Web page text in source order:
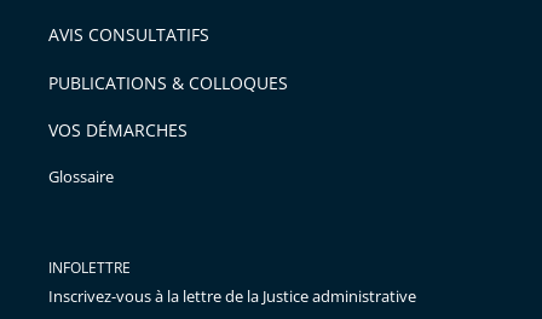
avant
AVIS CONSULTATIFS
PUBLICATIONS & COLLOQUES
VOS DÉMARCHES
Glossaire
INFOLETTRE
Inscrivez-vous à la lettre de la Justice administrative